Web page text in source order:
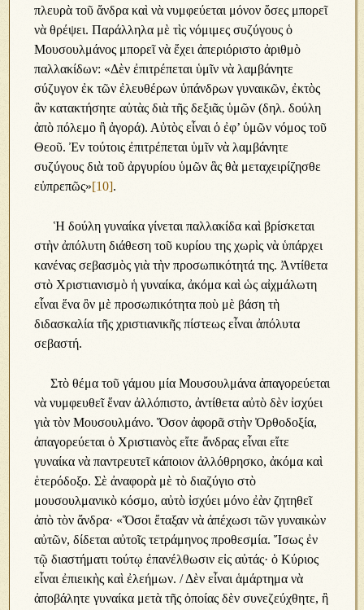
πλευρὰ τοῦ ἄνδρα καὶ νὰ νυμφεύεται μόνον ὅσες μπορεῖ
νὰ θρέψει. Παράλληλα μὲ τὶς νόμιμες συζύγους ὁ
Μουσουλμάνος μπορεῖ νὰ ἔχει ἀπεριόριστο ἀριθμὸ
παλλακίδων: «Δὲν ἐπιτρέπεται ὑμῖν νὰ λαμβάνητε
σύζυγον ἐκ τῶν ἐλευθέρων ὑπάνδρων γυναικῶν, ἐκτὸς
ἂν κατακτήσητε αὐτὰς διὰ τῆς δεξιᾶς ὑμῶν (δηλ. δούλη
ἀπὸ πόλεμο ἢ ἀγορά). Αὐτὸς εἶναι ὁ ἐφ’ ὑμῶν νόμος τοῦ
Θεοῦ. Ἐν τούτοις ἐπιτρέπεται ὑμῖν νὰ λαμβάνητε
συζύγους διὰ τοῦ ἀργυρίου ὑμῶν ἃς θὰ μεταχειρίζησθε
εὐπρεπῶς»[10].
Ἡ δούλη γυναίκα γίνεται παλλακίδα καὶ βρίσκεται
στὴν ἀπόλυτη διάθεση τοῦ κυρίου της χωρὶς νὰ ὑπάρχει
κανένας σεβασμὸς γιὰ τὴν προσωπικότητά της. Ἀντίθετα
στὸ Χριστιανισμὸ ἡ γυναίκα, ἀκόμα καὶ ὡς αἰχμάλωτη
εἶναι ἕνα ὂν μὲ προσωπικότητα ποὺ μὲ βάση τὴ
διδασκαλία τῆς χριστιανικῆς πίστεως εἶναι ἀπόλυτα
σεβαστή.
Στὸ θέμα τοῦ γάμου μία Μουσουλμάνα ἀπαγορεύεται
νὰ νυμφευθεῖ ἕναν ἀλλόπιστο, ἀντίθετα αὐτὸ δὲν ἰσχύει
γιὰ τὸν Μουσουλμάνο. Ὅσον ἀφορᾶ στὴν Ὀρθοδοξία,
ἀπαγορεύεται ὁ Χριστιανὸς εἴτε ἄνδρας εἶναι εἴτε
γυναίκα νὰ παντρευτεῖ κάποιον ἀλλόθρησκο, ἀκόμα καὶ
ἑτερόδοξο. Σὲ ἀναφορὰ μὲ τὸ διαζύγιο στὸ
μουσουλμανικὸ κόσμο, αὐτὸ ἰσχύει μόνο ἐὰν ζητηθεῖ
ἀπὸ τὸν ἄνδρα· «Ὅσοι ἔταξαν νὰ ἀπέχωσι τῶν γυναικὼν
αὐτῶν, δίδεται αὐτοῖς τετράμηνος προθεσμία. Ἴσως ἐν
τῷ διαστήματι τούτῳ ἐπανέλθωσιν εἰς αὐτάς· ὁ Κύριος
εἶναι ἐπιεικὴς καὶ ἐλεήμων. / Δὲν εἶναι ἁμάρτημα νὰ
ἀποβάλητε γυναίκα μετὰ τῆς ὁποίας δὲν συνεζεύχθητε, ἢ